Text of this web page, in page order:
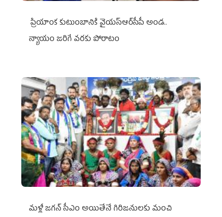
ప్రియాంక కుటుంబానికి వైయ‌స్ఆర్‌సీపీ అండ..
న్యాయం జరిగే వరకు పోరాటం
మళ్లీ జగన్ సీఎం అయితేనే గిరిజనులకు మంచి